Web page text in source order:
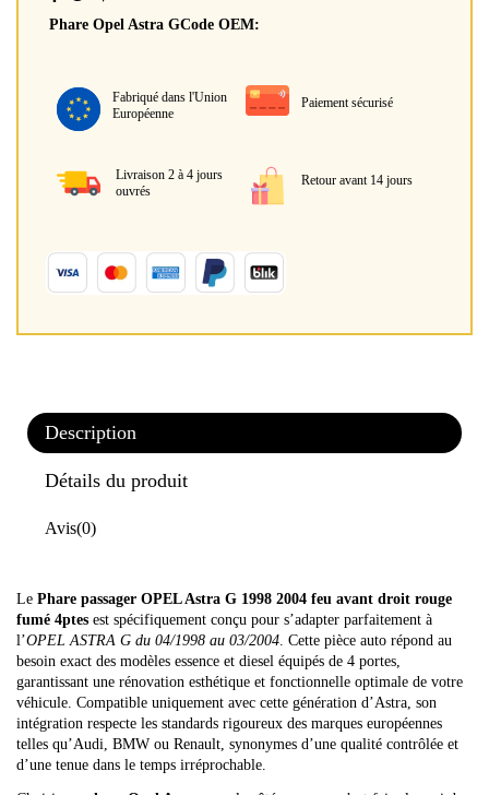
Phare Opel Astra GCode OEM:
Fabriqué dans l'Union
Européenne
Paiement sécurisé
Livraison 2 à 4 jours
ouvrés
Retour avant 14 jours
Description
Détails du produit
Avis(0)
Le Phare passager OPEL Astra G 1998 2004 feu avant droit rouge
fumé 4ptes est spécifiquement conçu pour s’adapter parfaitement à
l’OPEL ASTRA G du 04/1998 au 03/2004. Cette pièce auto répond au
besoin exact des modèles essence et diesel équipés de 4 portes,
garantissant une rénovation esthétique et fonctionnelle optimale de votre
véhicule. Compatible uniquement avec cette génération d’Astra, son
intégration respecte les standards rigoureux des marques européennes
telles qu’Audi, BMW ou Renault, synonymes d’une qualité contrôlée et
d’une tenue dans le temps irréprochable.